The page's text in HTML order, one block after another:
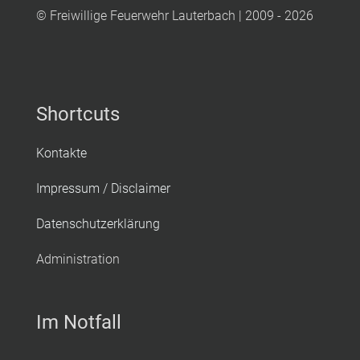
© Freiwillige Feuerwehr Lauterbach | 2009 - 2026
Shortcuts
Kontakte
Impressum / Disclaimer
Datenschutzerklärung
Administration
Im Notfall